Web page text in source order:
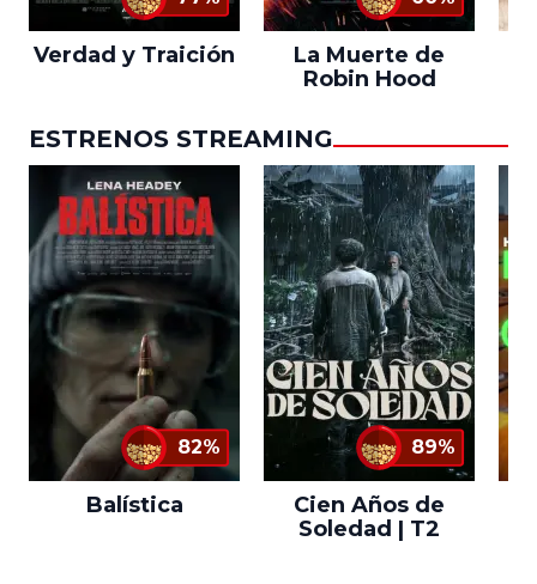
Verdad y Traición
La Muerte de
Robin Hood
ESTRENOS STREAMING
82%
Balística
89%
Cien Años de
Soledad | T2